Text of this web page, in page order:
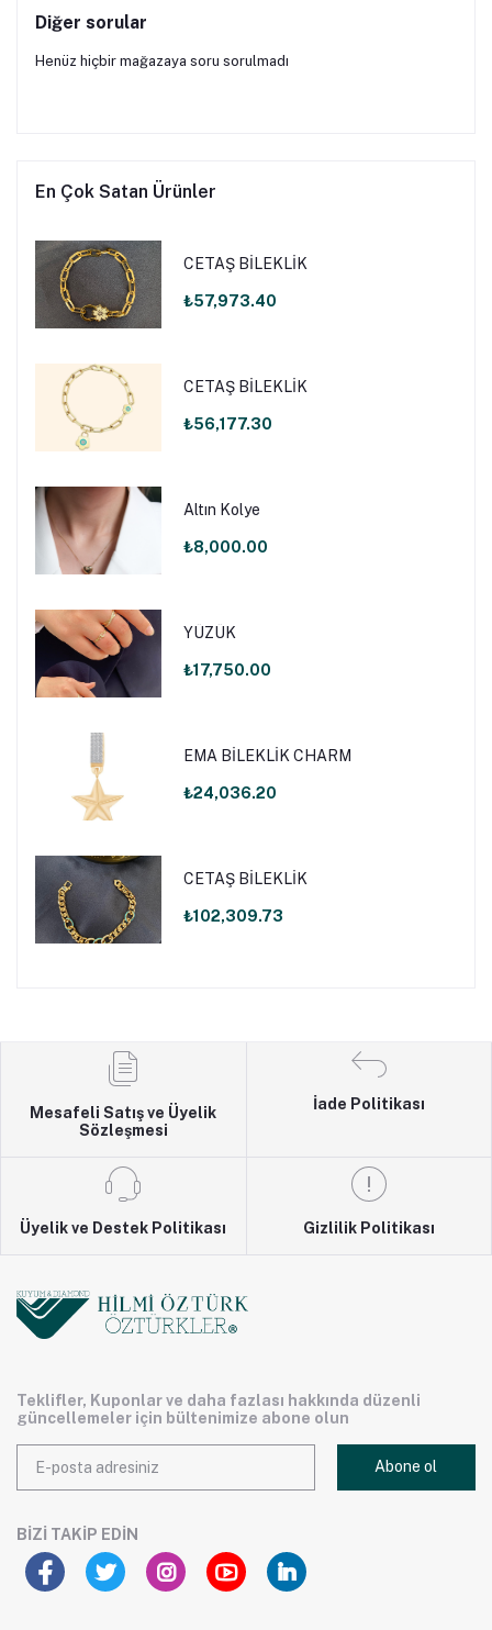
Diğer sorular
Henüz hiçbir mağazaya soru sorulmadı
En Çok Satan Ürünler
CETAŞ BİLEKLİK
₺57,973.40
CETAŞ BİLEKLİK
₺56,177.30
Altın Kolye
₺8,000.00
YÜZÜK
₺17,750.00
EMA BİLEKLİK CHARM
₺24,036.20
CETAŞ BİLEKLİK
₺102,309.73
Mesafeli Satış ve Üyelik
Sözleşmesi
İade Politikası
Üyelik ve Destek Politikası Gizlilik Politikası
Teklifler, Kuponlar ve daha fazlası hakkında düzenli
güncellemeler için bültenimize abone olun
Abone ol
BIZI TAKIP EDIN